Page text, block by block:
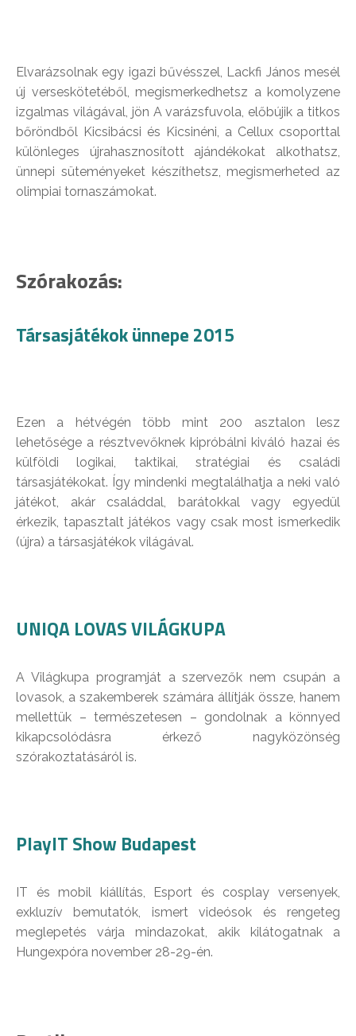
Elvarázsolnak egy igazi bűvésszel, Lackfi János mesél
új verseskötetéből, megismerkedhetsz a komolyzene
izgalmas világával, jön A varázsfuvola, előbújik a titkos
bőröndből Kicsibácsi és Kicsinéni, a Cellux csoporttal
különleges újrahasznosított ajándékokat alkothatsz,
ünnepi süteményeket készíthetsz, megismerheted az
olimpiai tornaszámokat.
Szórakozás:
Társasjátékok ünnepe 2015
Ezen a hétvégén több mint 200 asztalon lesz
lehetősége a résztvevőknek kipróbálni kiváló hazai és
külföldi logikai, taktikai, stratégiai és családi
társasjátékokat. Így mindenki megtalálhatja a neki való
játékot, akár családdal, barátokkal vagy egyedül
érkezik, tapasztalt játékos vagy csak most ismerkedik
(újra) a társasjátékok világával.
UNIQA LOVAS VILÁGKUPA
A Világkupa programját a szervezők nem csupán a
lovasok, a szakemberek számára állítják össze, hanem
mellettük – természetesen – gondolnak a könnyed
kikapcsolódásra érkező nagyközönség
szórakoztatásáról is.
PlayIT Show Budapest
IT és mobil kiállítás, Esport és cosplay versenyek,
exkluzív bemutatók, ismert videósok és rengeteg
meglepetés várja mindazokat, akik kilátogatnak a
Hungexpóra november 28-29-én.